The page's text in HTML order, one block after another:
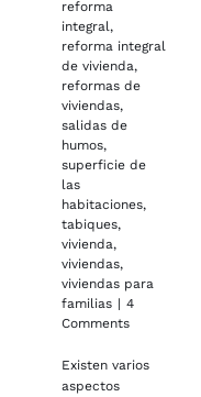
reforma
integral,
reforma integral
de vivienda,
reformas de
viviendas,
salidas de
humos,
superficie de
las
habitaciones,
tabiques,
vivienda,
viviendas,
viviendas para
familias | 4
Comments
Existen varios
aspectos